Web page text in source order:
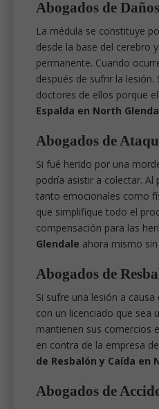
Abogados de
La médula se constituye
desde la base del cerebro
permanente. Cuando
después de sufrir la
doctores de ellos porque
Espalda en North
Abogados de
Si fué herido por una
podría asistir a colectar.
tanto emocionales como
que simplifique todo el
compensación para las
Glendale ahora mismo
Abogados de
Si sufre una lesión a
con un licenciado que sea
mantienen sus comercios
en contra de la empresa
de Resbalón y Caída en
Abogados de